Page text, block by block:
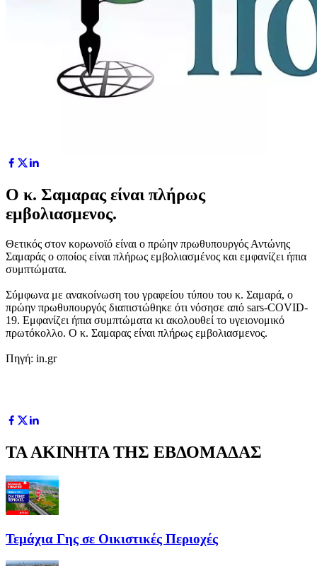
Ο κ. Σαμαρας είναι πλήρως
εμβολιασμενος.
Θετικός στον κορωνοϊό είναι ο πρώην πρωθυπουργός Αντώνης
Σαμαράς ο οποίος είναι πλήρως εμβολιασμένος και εμφανίζει ήπια
συμπτώματα.
Σύμφωνα με ανακοίνωση του γραφείου τύπου του κ. Σαμαρά, ο
πρώην πρωθυπουργός διαπιστώθηκε ότι νόσησε από sars-COVID-
19. Εμφανίζει ήπια συμπτώματα κι ακολουθεί το υγειονομικό
πρωτόκολλο. Ο κ. Σαμαρας είναι πλήρως εμβολιασμενος.
Πηγή: in.gr
ΤΑ ΑΚΙΝΗΤΑ ΤΗΣ ΕΒΔΟΜΑΔΑΣ
Τεμάχια Γης σε Οικιστικές Περιοχές